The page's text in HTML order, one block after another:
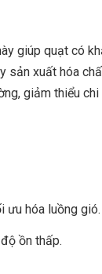
giúp quạt có
sản xuất hóa
giảm thiểu
ưu hóa luồng gió.
ồn thấp.